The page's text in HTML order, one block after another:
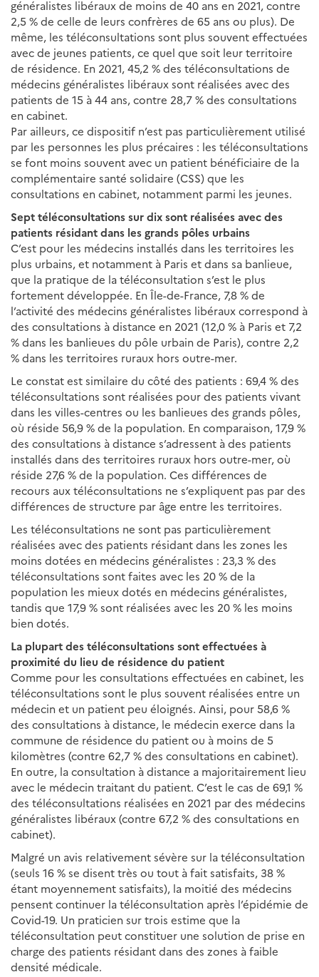
généralistes libéraux de moins de 40 ans en 2021, contre
2,5 % de celle de leurs confrères de 65 ans ou plus). De
même, les téléconsultations sont plus souvent effectuées
avec de jeunes patients, ce quel que soit leur territoire
de résidence. En 2021, 45,2 % des téléconsultations de
médecins généralistes libéraux sont réalisées avec des
patients de 15 à 44 ans, contre 28,7 % des consultations
en cabinet.
Par ailleurs, ce dispositif n’est pas particulièrement utilisé
par les personnes les plus précaires : les téléconsultations
se font moins souvent avec un patient bénéficiaire de la
complémentaire santé solidaire (CSS) que les
consultations en cabinet, notamment parmi les jeunes.
Sept téléconsultations sur dix sont réalisées avec des
patients résidant dans les grands pôles urbains
C’est pour les médecins installés dans les territoires les
plus urbains, et notamment à Paris et dans sa banlieue,
que la pratique de la téléconsultation s’est le plus
fortement développée. En Île-de-France, 7,8 % de
l’activité des médecins généralistes libéraux correspond à
des consultations à distance en 2021 (12,0 % à Paris et 7,2
% dans les banlieues du pôle urbain de Paris), contre 2,2
% dans les territoires ruraux hors outre-mer.
Le constat est similaire du côté des patients : 69,4 % des
téléconsultations sont réalisées pour des patients vivant
dans les villes-centres ou les banlieues des grands pôles,
où réside 56,9 % de la population. En comparaison, 17,9 %
des consultations à distance s’adressent à des patients
installés dans des territoires ruraux hors outre-mer, où
réside 27,6 % de la population. Ces différences de
recours aux téléconsultations ne s’expliquent pas par des
différences de structure par âge entre les territoires.
Les téléconsultations ne sont pas particulièrement
réalisées avec des patients résidant dans les zones les
moins dotées en médecins généralistes : 23,3 % des
téléconsultations sont faites avec les 20 % de la
population les mieux dotés en médecins généralistes,
tandis que 17,9 % sont réalisées avec les 20 % les moins
bien dotés.
La plupart des téléconsultations sont effectuées à
proximité du lieu de résidence du patient
Comme pour les consultations effectuées en cabinet, les
téléconsultations sont le plus souvent réalisées entre un
médecin et un patient peu éloignés. Ainsi, pour 58,6 %
des consultations à distance, le médecin exerce dans la
commune de résidence du patient ou à moins de 5
kilomètres (contre 62,7 % des consultations en cabinet).
En outre, la consultation à distance a majoritairement lieu
avec le médecin traitant du patient. C’est le cas de 69,1 %
des téléconsultations réalisées en 2021 par des médecins
généralistes libéraux (contre 67,2 % des consultations en
cabinet).
Malgré un avis relativement sévère sur la téléconsultation
(seuls 16 % se disent très ou tout à fait satisfaits, 38 %
étant moyennement satisfaits), la moitié des médecins
pensent continuer la téléconsultation après l’épidémie de
Covid-19. Un praticien sur trois estime que la
téléconsultation peut constituer une solution de prise en
charge des patients résidant dans des zones à faible
densité médicale.